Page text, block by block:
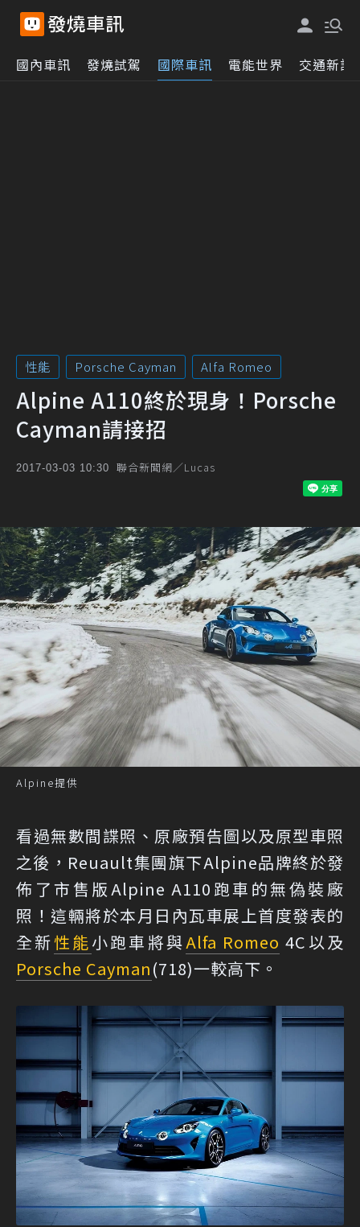
國內車訊 發燒試駕 國際車訊 電能世界 交通新訊
性能 Porsche Cayman Alfa Romeo
Alpine A110終於現身！Porsche
Cayman請接招
2017-03-03 10:30 聯合新聞網／Lucas
Alpine提供
看過無數間諜照、原廠預告圖以及原型車照
之後，Reuault集團旗下Alpine品牌終於發
佈了市售版Alpine A110跑車的無偽裝廠
照！這輛將於本月日內瓦車展上首度發表的
全新性能小跑車將與Alfa Romeo 4C以及
Porsche Cayman(718)一較高下。